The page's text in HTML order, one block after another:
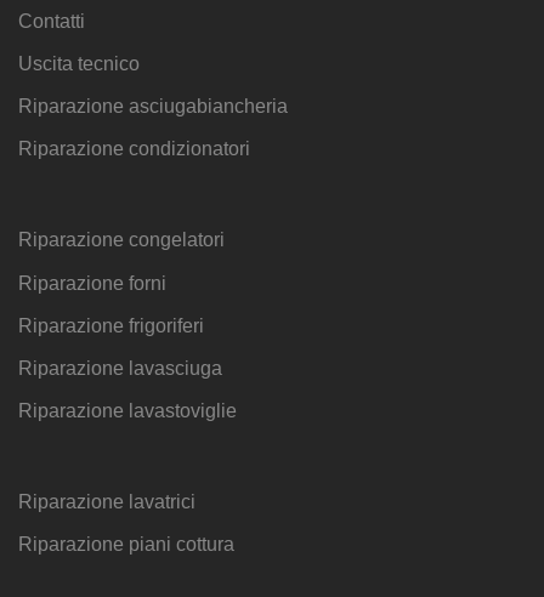
Contatti
Uscita tecnico
Riparazione asciugabiancheria
Riparazione condizionatori
Riparazione congelatori
Riparazione forni
Riparazione frigoriferi
Riparazione lavasciuga
Riparazione lavastoviglie
Riparazione lavatrici
Riparazione piani cottura